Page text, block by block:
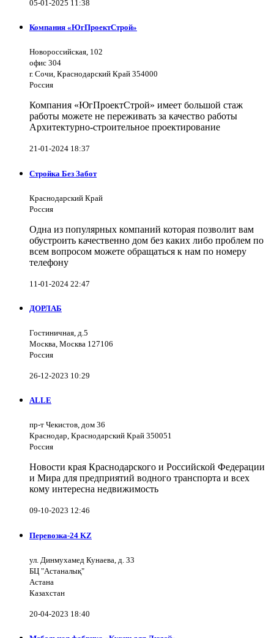
05-01-2025 11:38
Компания «ЮгПроектСтрой»
Новороссийская, 102
офис 304
г. Сочи, Краснодарский Край 354000
Россия
Компания «ЮгПроектСтрой» имеет большой стаж
работы можете не переживать за качество работы
Архитектурно-строительное проектирование
21-01-2024 18:37
Стройка Без Забот
Краснодарский Край
Россия
Одна из популярных компаний которая позволит вам
обустроить качественно дом без каких либо проблем по
всем вопросом можете обращаться к нам по номеру
телефону
11-01-2024 22:47
ДОРЛАБ
Гостиничная, д.5
Москва, Москва 127106
Россия
26-12-2023 10:29
ALLE
пр-т Чекистов, дом 36
Краснодар, Краснодарский Край 350051
Россия
Новости края Краснодарского и Российской Федерации
и Мира для предприятий водного транспорта и всех
кому интересна недвижимость
09-10-2023 12:46
Перевозка-24 KZ
ул. Динмухамед Кунаева, д. 33
БЦ "Астаналық"
Астана
Казахстан
20-04-2023 18:40